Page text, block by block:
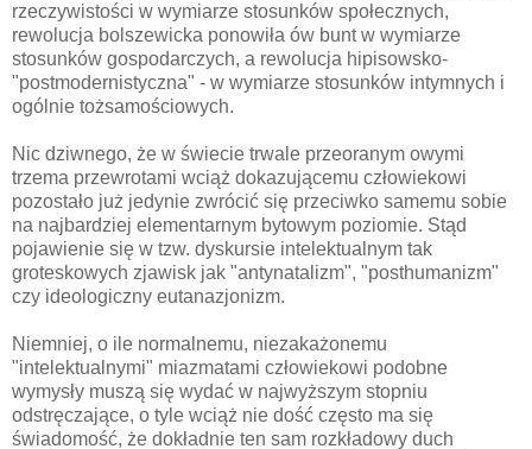
rzeczywistości w wymiarze stosunków społecznych,
rewolucja bolszewicka ponowiła ów bunt w wymiarze
stosunków gospodarczych, a rewolucja hipisowsko-
"postmodernistyczna" - w wymiarze stosunków intymnych i
ogólnie tożsamościowych.
Nic dziwnego, że w świecie trwale przeoranym owymi
trzema przewrotami wciąż dokazującemu człowiekowi
pozostało już jedynie zwrócić się przeciwko samemu sobie
na najbardziej elementarnym bytowym poziomie. Stąd
pojawienie się w tzw. dyskursie intelektualnym tak
groteskowych zjawisk jak "antynatalizm", "posthumanizm"
czy ideologiczny eutanazjonizm.
Niemniej, o ile normalnemu, niezakażonemu
"intelektualnymi" miazmatami człowiekowi podobne
wymysły muszą się wydać w najwyższym stopniu
odstręczające, o tyle wciąż nie dość często ma się
świadomość, że dokładnie ten sam rozkładowy duch